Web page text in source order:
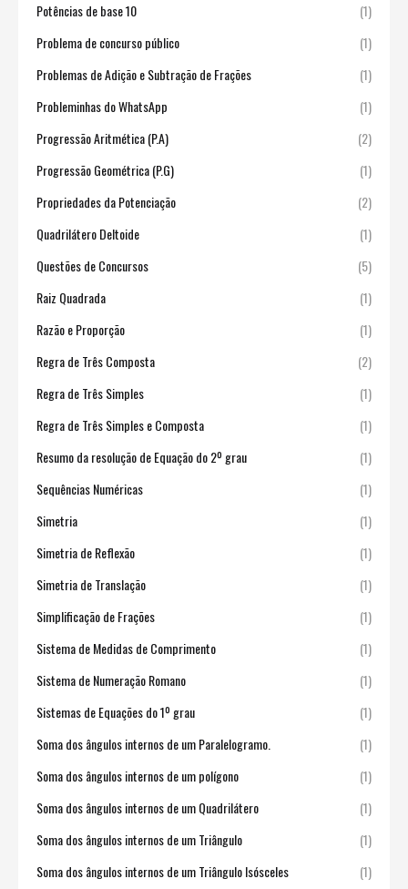
Potências de base 10
(1)
Problema de concurso público
(1)
Problemas de Adição e Subtração de Frações
(1)
Probleminhas do WhatsApp
(1)
Progressão Aritmética (P.A)
(2)
Progressão Geométrica (P.G)
(1)
Propriedades da Potenciação
(2)
Quadrilátero Deltoide
(1)
Questões de Concursos
(5)
Raiz Quadrada
(1)
Razão e Proporção
(1)
Regra de Três Composta
(2)
Regra de Três Simples
(1)
Regra de Três Simples e Composta
(1)
Resumo da resolução de Equação do 2º grau
(1)
Sequências Numéricas
(1)
Simetria
(1)
Simetria de Reflexão
(1)
Simetria de Translação
(1)
Simplificação de Frações
(1)
Sistema de Medidas de Comprimento
(1)
Sistema de Numeração Romano
(1)
Sistemas de Equações do 1º grau
(1)
Soma dos ângulos internos de um Paralelogramo.
(1)
Soma dos ângulos internos de um polígono
(1)
Soma dos ângulos internos de um Quadrilátero
(1)
Soma dos ângulos internos de um Triângulo
(1)
Soma dos ângulos internos de um Triângulo Isósceles
(1)